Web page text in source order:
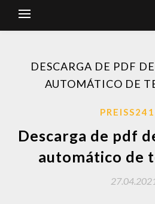
DESCARGA DE PDF
AUTOMÁTICO DE
Descarga de pdf
automático de